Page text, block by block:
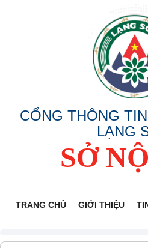
CỔNG THÔNG
LẠNG
SỞ
TRANG CHỦ GIỚI THIỆU